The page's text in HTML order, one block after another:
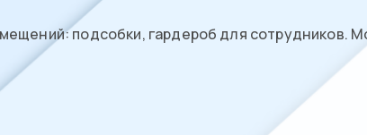
подсобки, гардероб для сотрудников.